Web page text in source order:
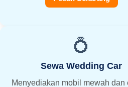
💍
Sewa Wedding Car
Menyediakan mobil mewah dan